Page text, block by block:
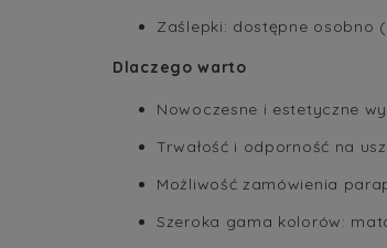
Zaślepki: dostępne osobno
Dlaczego warto
Nowoczesne i estetyczne
Trwałość i odporność na
Możliwość zamówienia
Szeroka gama kolorów: